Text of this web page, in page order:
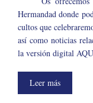
Hermandad donde
cultos que
así como noticias
la versión digital
Leer más